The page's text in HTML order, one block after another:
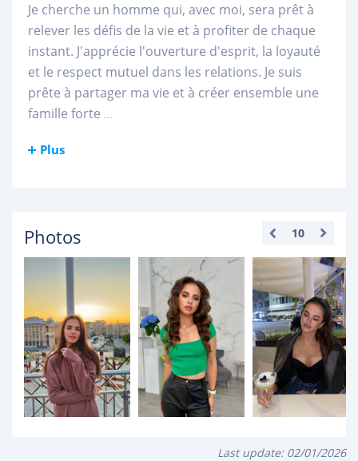
Je cherche un homme qui, avec moi, sera prêt à
relever les défis de la vie et à profiter de chaque
instant. J'apprécie l'ouverture d'esprit, la loyauté
et le respect mutuel dans les relations. Je suis
prête à partager ma vie et à créer ensemble une
famille forte ...
Plus
Photos 10
Last update: 02/01/2026